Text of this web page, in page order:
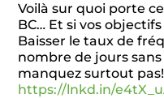
Voilà sur quoi porte
BC… Et si vos
Baisser le taux de
nombre de jours
manquez surtout pas!
https://lnkd.in/